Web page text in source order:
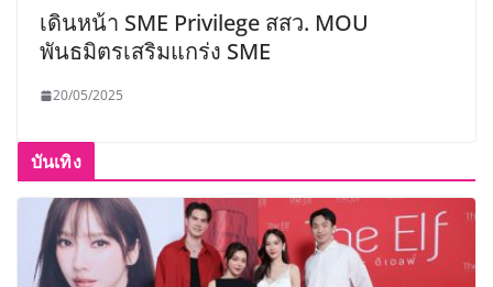
เดินหน้า SME Privilege สสว. MOU
พันธมิตรเสริมแกร่ง SME
20/05/2025
บันเทิง